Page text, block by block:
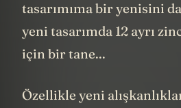
tasarımıma bir yenisini
yeni tasarımda 12 ayrı
için bir tane...
Özellikle yeni